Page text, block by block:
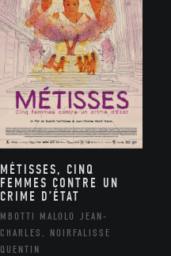
MÉTISSES, CINQ
FEMMES CONTRE UN
CRIME D’ÉTAT
MBOTTI MALOLO JEAN-
CHARLES, NOIRFALISSE
QUENTIN